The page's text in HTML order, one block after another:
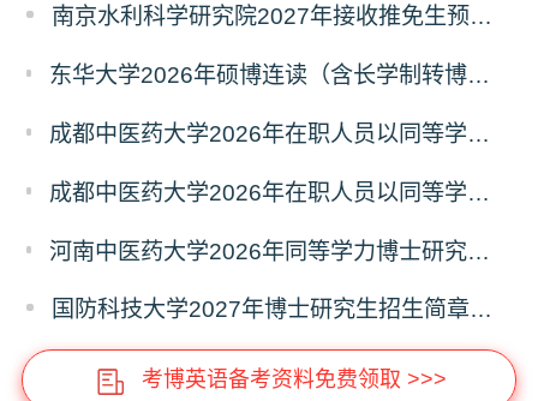
南京水利科学研究院2027年接收推免生预报名公告
东华大学2026年硕博连读（含长学制转博）博士研究生拟录取名单公示
成都中医药大学2026年在职人员以同等学力申请中西医结合博士学术学位招生章程
成都中医药大学2026年在职人员以同等学力申请中医博士专业学位招生章程
河南中医药大学2026年同等学力博士研究生招生拟进入复试人员名单公示
国防科技大学2027年博士研究生招生简章（预发版）
考博英语备考资料免费领取 >>>